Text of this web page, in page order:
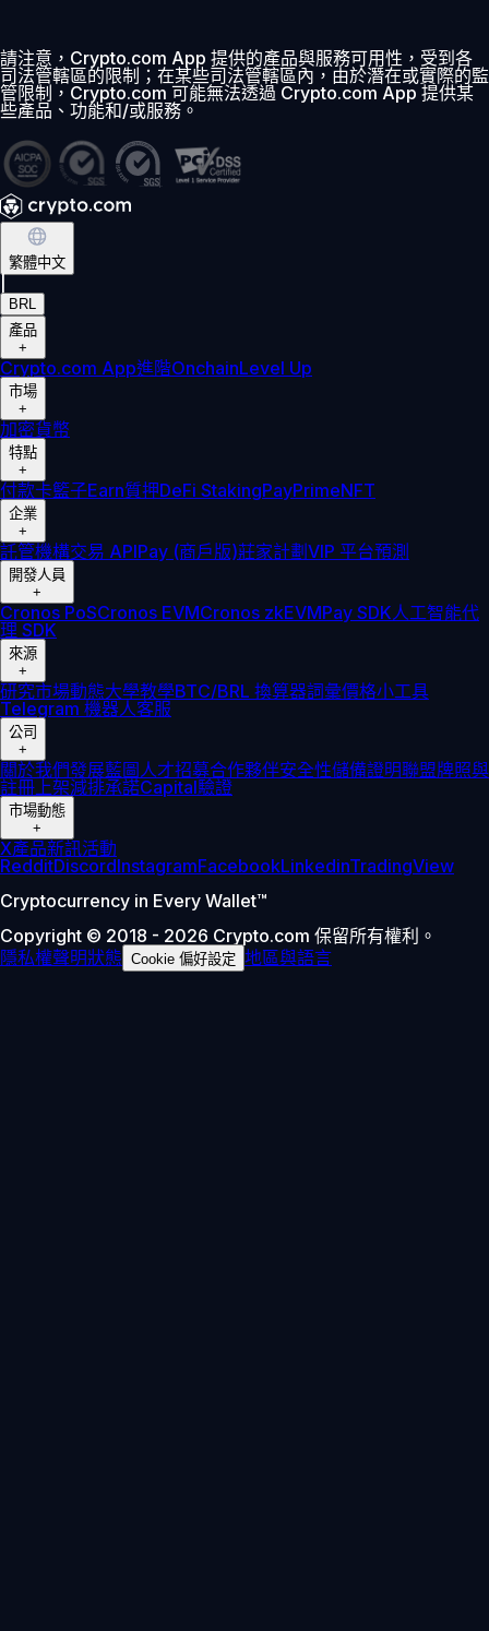
請注意，Crypto.com App 提供的產品與服務可用性，受到各
司法管轄區的限制；在某些司法管轄區內，由於潛在或實際的監
管限制，Crypto.com 可能無法透過 Crypto.com App 提供某
些產品、功能和/或服務。
繁體中文
BRL
產品
+
Crypto.com App進階OnchainLevel Up
市場
+
加密貨幣
特點
+
付款卡籃子Earn質押DeFi StakingPayPrimeNFT
企業
+
託管機構交易 APIPay (商戶版)莊家計劃VIP 平台預測
開發人員
+
Cronos PoSCronos EVMCronos zkEVMPay SDK人工智能代
理 SDK
來源
+
研究市場動態大學教學BTC/BRL 換算器詞彙價格小工具
Telegram 機器人客服
公司
+
關於我們發展藍圖人才招募合作夥伴安全性儲備證明聯盟牌照與
註冊 上架減排承諾Capital驗證
市場動態
+
X產品新訊活動
RedditDiscordInstagramFacebookLinkedinTradingView
Cryptocurrency in Every Wallet™
Copyright © 2018 - 2026 Crypto.com 保留所有權利。
隱私權聲明狀態 Cookie 偏好設定 地區與語言